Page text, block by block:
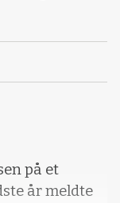
på et
år meldte